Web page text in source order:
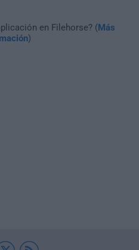
en Filehorse? (Más
)